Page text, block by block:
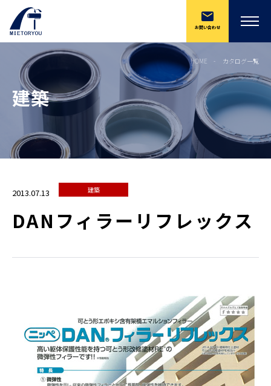
お問い合わせ
HOME カタログ一覧
建築
2013.07.13 建築
DANフィラーリフレックス